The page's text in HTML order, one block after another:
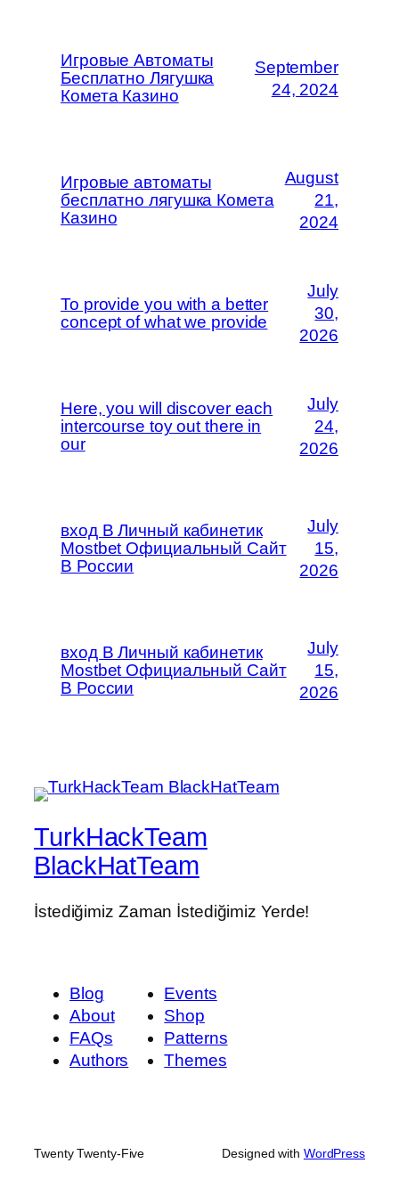
Игровые Автоматы
Бесплатно Лягушка
Комета Казино
September
24, 2024
Игровые автоматы
бесплатно лягушка Комета
Казино
August
21,
2024
To provide you with a better
concept of what we provide
July
30,
2026
Here, you will discover each
intercourse toy out there in
our
July
24,
2026
вход В Личный кабинетик
Mostbet Официальный Сайт
В России
July
15,
2026
вход В Личный кабинетик
Mostbet Официальный Сайт
В России
July
15,
2026
TurkHackTeam
BlackHatTeam
İstediğimiz Zaman İstediğimiz Yerde!
Blog
About
FAQs
Authors
Events
Shop
Patterns
Themes
Twenty Twenty-Five Designed with WordPress